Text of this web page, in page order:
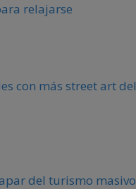
relajarse
con más street art del
del turismo masivo